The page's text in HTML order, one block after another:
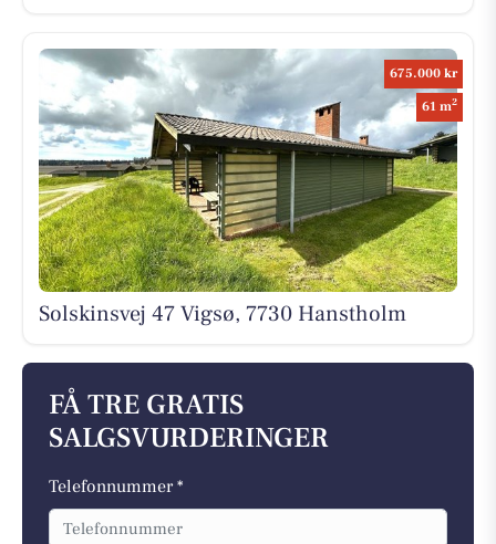
675.000 kr
61 m2
Solskinsvej 47 Vigsø, 7730 Hanstholm
FÅ TRE GRATIS
SALGSVURDERINGER
Telefonnummer *